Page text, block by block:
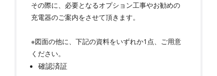
その際に、必要となるオプション工事やお勧めの
充電器のご案内をさせて頂きます。
※図面の他に、下記の資料をいずれか1点、ご用意
ください。
確認済証